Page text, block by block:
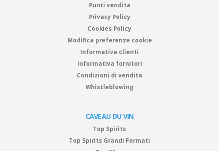
Punti vendita
Privacy Policy
Cookies Policy
Modifica preferenze cookie
Informativa clienti
Informativa fornitori
Condizioni di vendita
Whistleblowing
CAVEAU DU VIN
Top Spirits
Top Spirits Grandi Formati